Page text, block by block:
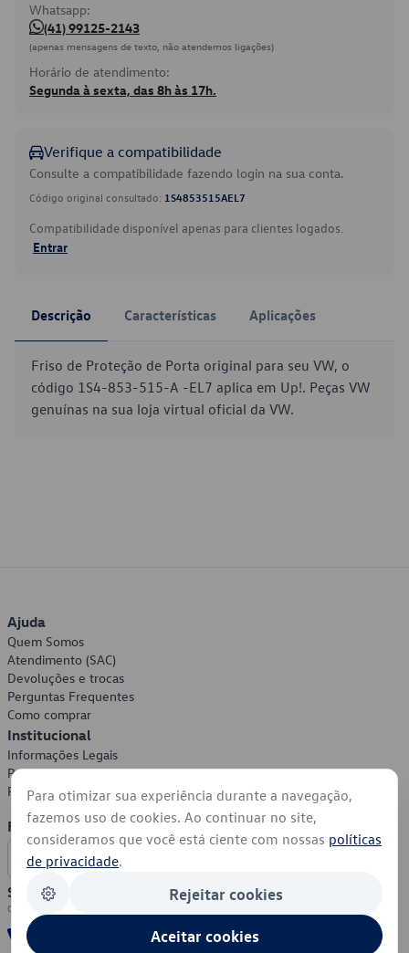
Whatsapp:
(41) 99125-2143
(apenas mensagens de texto, não atendemos ligações)
Horário de atendimento:
Segunda à sexta, das 8h às 17h.
Verifique a compatibilidade
Consulte a compatibilidade fazendo login na sua conta.
Código original consultado: 1S4853515AEL7
Compatibilidade disponível apenas para clientes logados.
Entrar
Descrição Características Aplicações
Friso de Proteção de Porta original para seu VW, o
código 1S4-853-515-A -EL7 aplica em Up!. Peças VW
genuínas na sua loja virtual oficial da VW.
Ajuda
Quem Somos
Atendimento (SAC)
Devoluções e trocas
Perguntas Frequentes
Como comprar
Institucional
Informações Legais
Política de Privacidade
Política de Cookies
Formas de Pagamento
Segurança
Para otimizar sua experiência durante a navegação,
fazemos uso de cookies. Ao continuar no site,
consideramos que você está ciente com nossas políticas
de privacidade.
Rejeitar cookies
Aceitar cookies